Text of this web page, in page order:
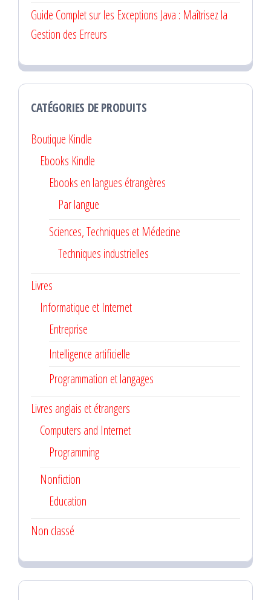
Guide Complet sur les Exceptions Java : Maîtrisez la
Gestion des Erreurs
CATÉGORIES DE PRODUITS
Boutique Kindle
Ebooks Kindle
Ebooks en langues étrangères
Par langue
Sciences, Techniques et Médecine
Techniques industrielles
Livres
Informatique et Internet
Entreprise
Intelligence artificielle
Programmation et langages
Livres anglais et étrangers
Computers and Internet
Programming
Nonfiction
Education
Non classé